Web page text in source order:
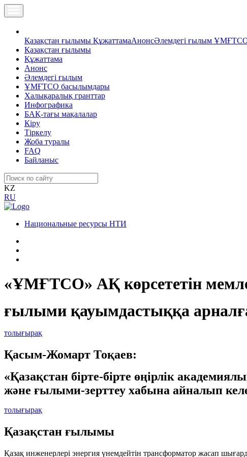
Қазақстан ғылымы ҚұжаттамаАнонсӘлемдегі ғылым ҰМҒТСО
Қазақстан ғылымы
Құжаттама
Анонс
Әлемдегі ғылым
ҰМҒТСО басылымдары
Халықаралық гранттар
Инфографика
БАҚ-тағы мақалалар
Кіру
Тіркелу
Жоба туралы
FAQ
Байланыс
KZ
RU
Национальные ресурсы НТИ
«ҰМҒТСО» АҚ көрсететін
ғылыми қауымдастыққа
толығырақ
Қасым-Жомарт Тоқаев:
«Қазақстан бірте-бірте өңірлік
және ғылыми-зерттеу хабына айналып
толығырақ
Қазақстан ғылымы
Қазақ инженерлері энергия үнемдейтін трансформатор жасап